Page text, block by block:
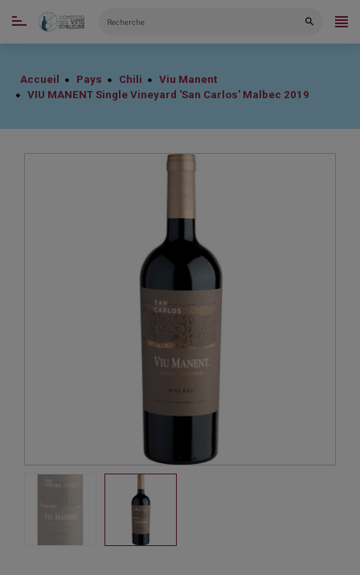
CATÉGORIES
Accueil Pays Chili
Viu Manent
VIU MANENT Single Vineyard 'San Carlos' Malbec 2019